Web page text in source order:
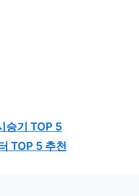
승기 TOP 5
TOP 5 추천